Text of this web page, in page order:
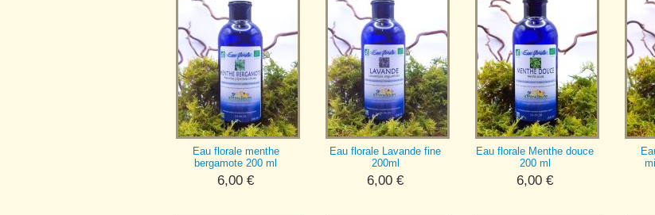
Eau florale menthe
bergamote 200 ml
6,00 €
Eau florale Lavande fine
200ml
6,00 €
Eau florale Menthe douce
200 ml
6,00 €